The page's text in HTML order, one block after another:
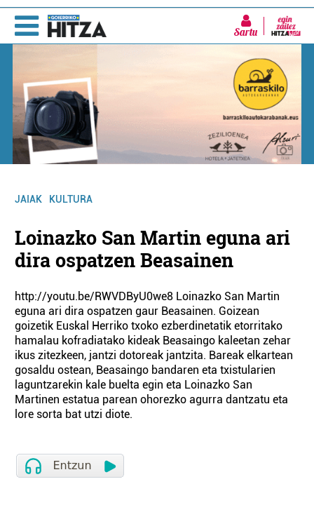
Sartu
JAIAK KULTURA
Loinazko San Martin eguna ari
dira ospatzen Beasainen
http://youtu.be/RWVDByU0we8 Loinazko San Martin
eguna ari dira ospatzen gaur Beasainen. Goizean
goizetik Euskal Herriko txoko ezberdinetatik etorritako
hamalau kofradiatako kideak Beasaingo kaleetan zehar
ikus zitezkeen, jantzi dotoreak jantzita. Bareak elkartean
gosaldu ostean, Beasaingo bandaren eta txistularien
laguntzarekin kale buelta egin eta Loinazko San
Martinen estatua parean ohorezko agurra dantzatu eta
lore sorta bat utzi diote.